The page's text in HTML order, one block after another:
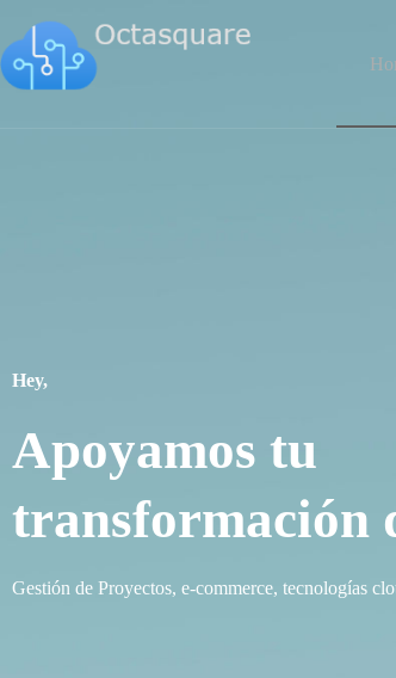
Hey,
Apoyamos tu
transformación
Gestión de Proyectos, e-commerce, tecnologías